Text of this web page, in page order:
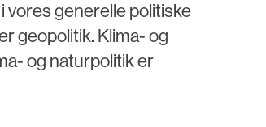
generelle politiske
geopolitik. Klima- og
og naturpolitik er